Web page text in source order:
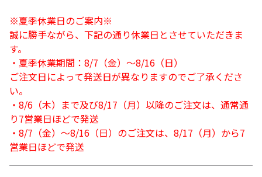
※夏季休業日のご案内※
誠に勝手ながら、下記の通り休業日とさせていただきま
す。
・夏季休業期間：8/7（金）～8/16（日）
ご注文日によって発送日が異なりますのでご了承くださ
い。
・8/6（木）まで及び8/17（月）以降のご注文は、通常通
り7営業日ほどで発送
・8/7（金）～8/16（日）のご注文は、8/17（月）から7
営業日ほどで発送